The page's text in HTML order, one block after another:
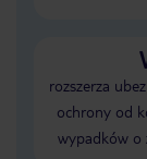
rozszerza
ochrony od
wypadków o